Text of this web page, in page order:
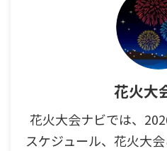
花火大
花火大会ナビでは、
スケジュール、花火大